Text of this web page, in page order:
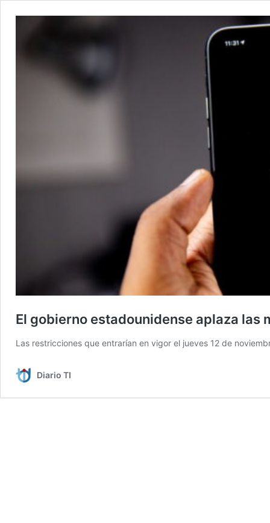
El gobierno estadounidense aplaza las
Las restricciones que entrarían en vigor el jueves 12 de
Diario TI